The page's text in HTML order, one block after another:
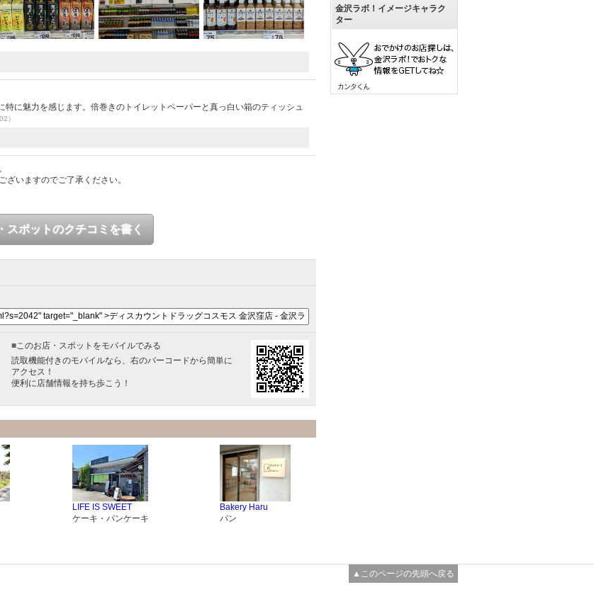
に魅力を感じます。倍巻きのトイレットペーパーと真っ白い箱のティッシュ
）
ざいますのでご了承ください。
スポットのクチコミを書く
■ このお店・スポットをモバイルでみる
読取機能付きのモバイルなら、右のバーコードから簡単に
アクセス！
便利に店舗情報を持ち歩こう！
LIFE IS SWEET
ケーキ・パンケーキ
Bakery Haru
パン
金沢ラボ！イメージキャラク
ター
▲このページの先頭へ戻る